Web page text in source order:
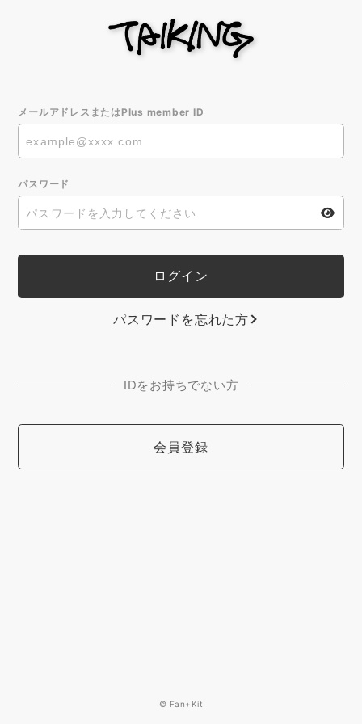
メールアドレスまたはPlus member ID
パスワード
パスワードを忘れた方
IDをお持ちでない方
会員登録
© Fan+Kit